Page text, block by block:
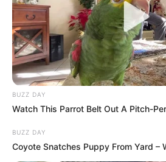
emlékezni a 18 évükre a volt
BUZZ DAY
Watch This Parrot Belt Out A Pitch-
BUZZ DAY
Coyote Snatches Puppy From Yard –